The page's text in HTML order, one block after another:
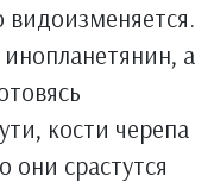
видоизменяется.
а
кости черепа
они срастутся